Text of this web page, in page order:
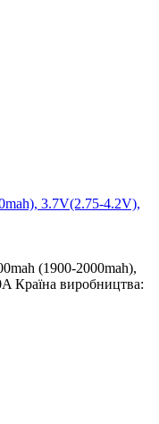
3.7V(2.75-4.2V),
(1900-2000mah),
Країна виробництва: